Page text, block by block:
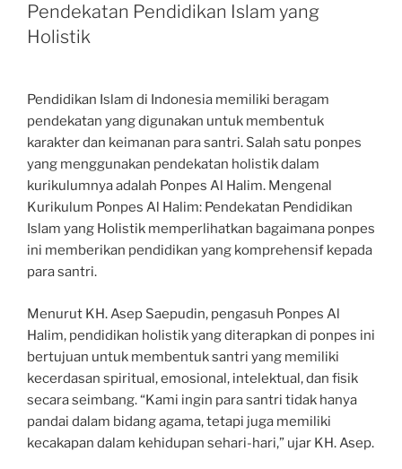
Pendekatan Pendidikan Islam yang
Holistik
Pendidikan Islam di Indonesia memiliki beragam
pendekatan yang digunakan untuk membentuk
karakter dan keimanan para santri. Salah satu ponpes
yang menggunakan pendekatan holistik dalam
kurikulumnya adalah Ponpes Al Halim. Mengenal
Kurikulum Ponpes Al Halim: Pendekatan Pendidikan
Islam yang Holistik memperlihatkan bagaimana ponpes
ini memberikan pendidikan yang komprehensif kepada
para santri.
Menurut KH. Asep Saepudin, pengasuh Ponpes Al
Halim, pendidikan holistik yang diterapkan di ponpes ini
bertujuan untuk membentuk santri yang memiliki
kecerdasan spiritual, emosional, intelektual, dan fisik
secara seimbang. “Kami ingin para santri tidak hanya
pandai dalam bidang agama, tetapi juga memiliki
kecakapan dalam kehidupan sehari-hari,” ujar KH. Asep.